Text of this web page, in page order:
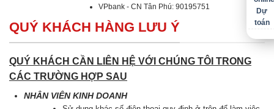
VPbank - CN Tân Phú: 90195751
QUÝ KHÁCH HÀNG LƯU Ý
QUÝ KHÁCH CẦN LIÊN HỆ VỚI CHÚNG TÔI TRONG
CÁC TRƯỜNG HỢP SAU
NHÂN VIÊN KINH DOANH
Dự
toán